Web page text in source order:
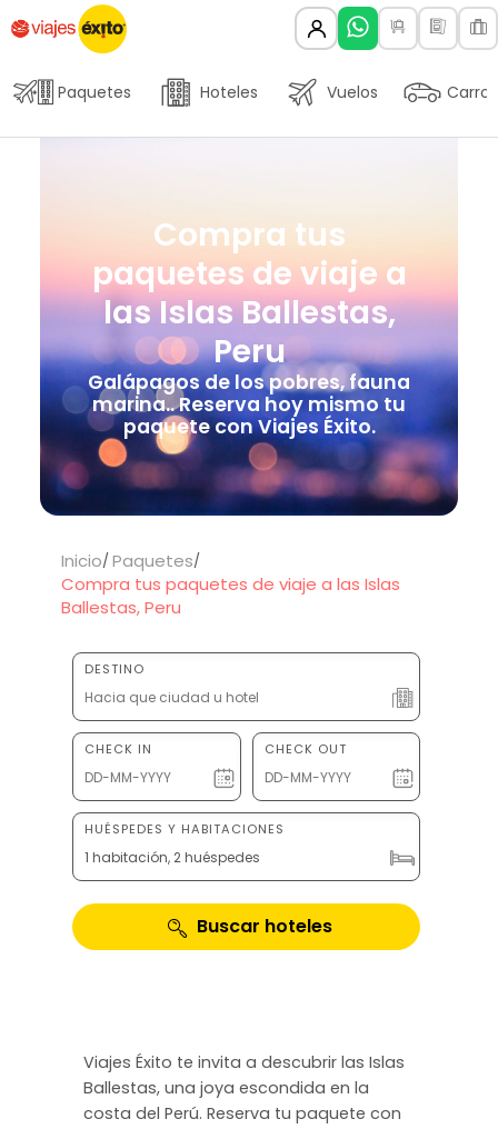
Paquetes Hoteles Vuelos Carros
Compra tus
paquetes de viaje a
las Islas Ballestas,
Peru
Galápagos de los pobres, fauna
marina.. Reserva hoy mismo tu
paquete con Viajes Éxito.
Inicio Paquetes
Compra tus paquetes de viaje a las Islas
Ballestas, Peru
DESTINO
CHECK IN CHECK OUT
HUÉSPEDES Y HABITACIONES
1 habitación, 2 huéspedes
Buscar hoteles
Viajes Éxito te invita a descubrir las Islas
Ballestas, una joya escondida en la
costa del Perú. Reserva tu paquete con